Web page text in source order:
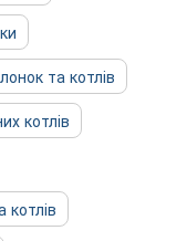
та котлів
котлів
котлів